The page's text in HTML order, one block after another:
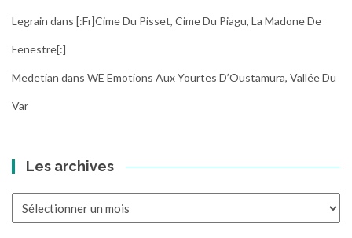
Legrain dans [:fr]Cime Du Pisset, Cime Du Piagu, La Madone De
Fenestre[:]
Medetian dans WE Emotions Aux Yourtes D’Oustamura, Vallée Du
Var
Les archives